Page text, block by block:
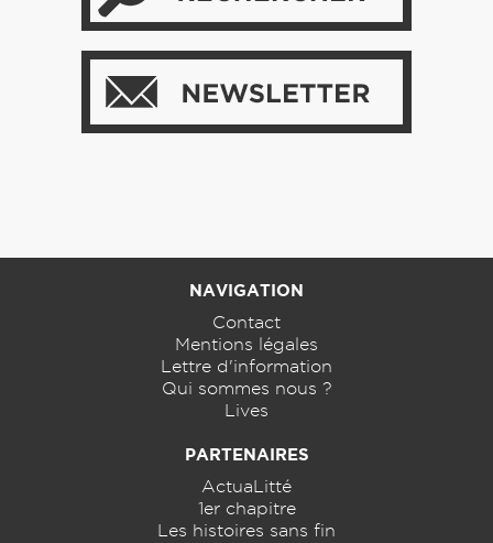
NAVIGATION
Contact
Mentions légales
Lettre d'information
Qui sommes nous ?
Lives
PARTENAIRES
ActuaLitté
1er chapitre
Les histoires sans fin